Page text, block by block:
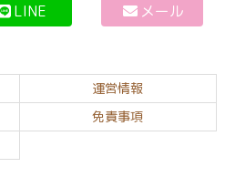
LINE メール
運営情報
免責事項